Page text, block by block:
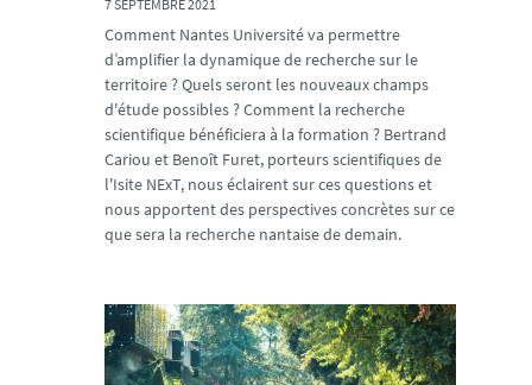
7 SEPTEMBRE 2021
Comment Nantes Université va permettre
d’amplifier la dynamique de recherche sur le
territoire ? Quels seront les nouveaux champs
d'étude possibles ? Comment la recherche
scientifique bénéficiera à la formation ? Bertrand
Cariou et Benoît Furet, porteurs scientifiques de
l'Isite NExT, nous éclairent sur ces questions et
nous apportent des perspectives concrètes sur ce
que sera la recherche nantaise de demain.